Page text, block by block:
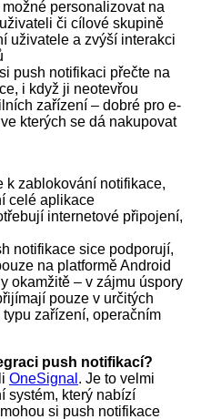
personalizovat na
či cílové skupině
uživatele a zvýší interakci
push notifikaci přečte na
i když ji neotevřou
zařízení – dobré pro e-
kterých se dá nakupovat
k zablokování notifikace,
celé aplikace
internetové připojení,
notifikace sice podporují,
na platformě Android
okamžitě – v zájmu úspory
pouze v určitých
zařízení, operačním
push notifikací?
OneSignal . Je to velmi
systém, který nabízí
si push notifikace